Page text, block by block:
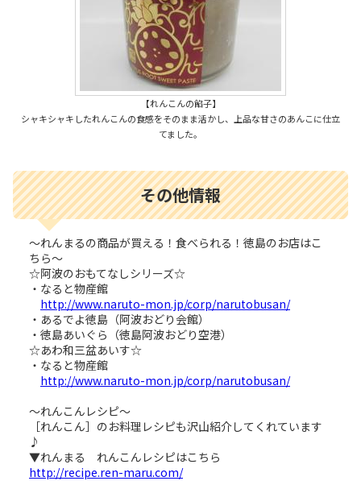
【れんこんの餡子】
シャキシャキしたれんこんの食感をそのまま活かし、上品な甘さのあんこに仕立
てました。
その他情報
～れんまるの商品が買える！食べられる！徳島のお店はこ
ちら～
☆阿波のおもてなしシリーズ☆
・なると物産館
http://www.naruto-mon.jp/corp/narutobusan/
・あるでよ徳島（阿波おどり会館）
・徳島あいぐら（徳島阿波おどり空港）
☆あわ和三盆あいす☆
・なると物産館
http://www.naruto-mon.jp/corp/narutobusan/
～れんこんレシピ～
［れんこん］のお料理レシピも沢山紹介してくれています
♪
▼れんまる れんこんレシピはこちら
http://recipe.ren-maru.com/